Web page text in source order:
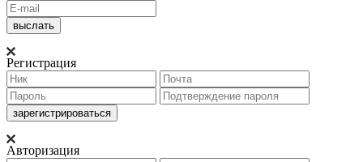
Регистрация
Авторизация